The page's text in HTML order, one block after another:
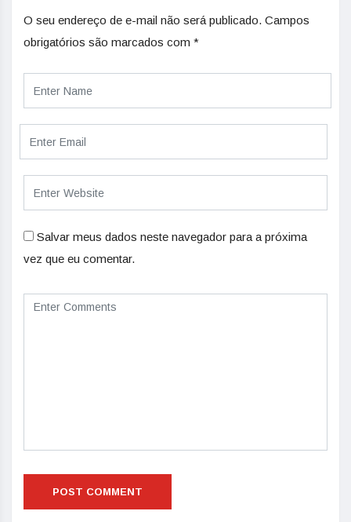
O seu endereço de e-mail não será publicado. Campos
obrigatórios são marcados com *
Salvar meus dados neste navegador para a próxima
vez que eu comentar.